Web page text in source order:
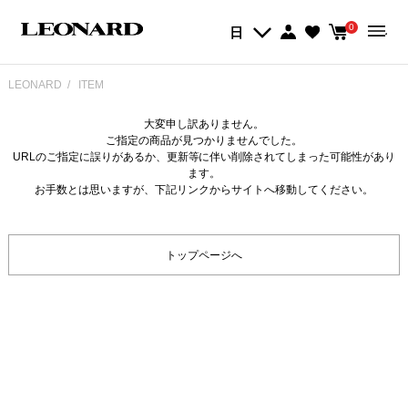
日 0
LEONARD ITEM
大変申し訳ありません。
ご指定の商品が見つかりませんでした。
URLのご指定に誤りがあるか、更新等に伴い削除されてしまった可能性があり
ます。
お手数とは思いますが、下記リンクからサイトへ移動してください。
トップページへ